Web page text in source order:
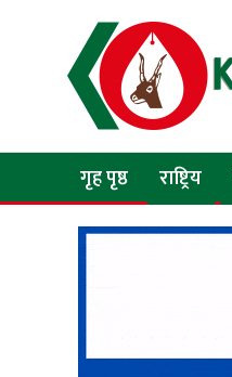
गृह पृष्ठ राष्ट्रिय